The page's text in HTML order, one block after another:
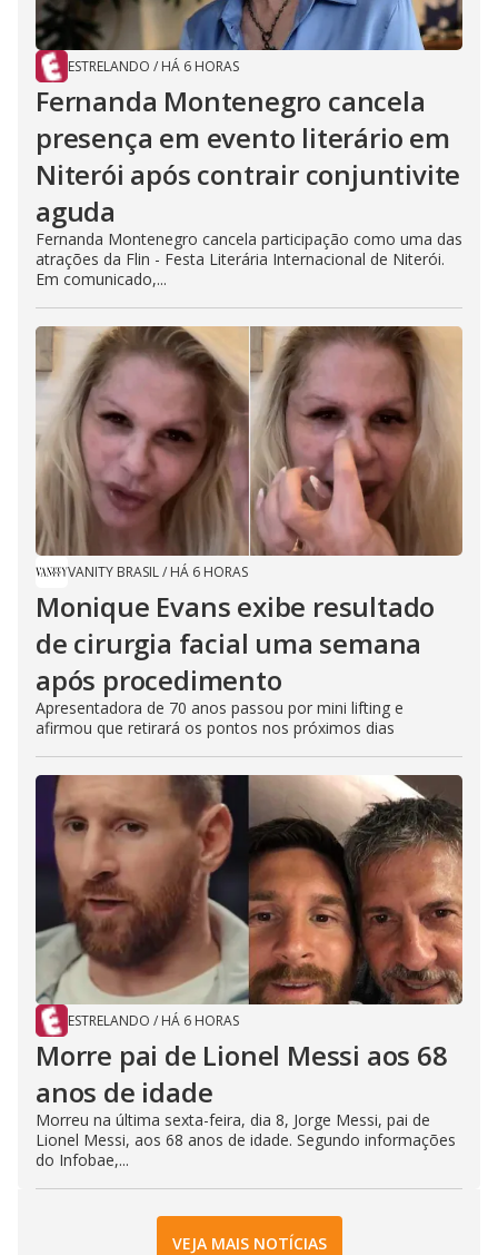
ESTRELANDO / HÁ 6 HORAS
Fernanda Montenegro cancela
presença em evento literário em
Niterói após contrair conjuntivite
aguda
Fernanda Montenegro cancela participação como uma das
atrações da Flin - Festa Literária Internacional de Niterói.
Em comunicado,...
VANITY BRASIL/ HÁ 6 HORAS
Monique Evans exibe resultado
de cirurgia facial uma semana
após procedimento
Apresentadora de 70 anos passou por mini lifting e
afirmou que retirará os pontos nos próximos dias
ESTRELANDO / HÁ 6 HORAS
Morre pai de Lionel Messi aos 68
anos de idade
Morreu na última sexta-feira, dia 8, Jorge Messi, pai de
Lionel Messi, aos 68 anos de idade. Segundo informações
do Infobae,...
VEJA MAIS NOTÍCIAS